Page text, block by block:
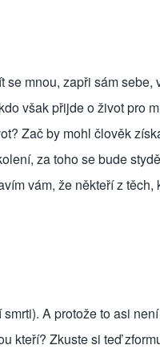
mnou, zapři sám sebe,
však přijde o život pro
Zač by mohl člověk
za toho se bude
vám, že někteří z
A protože to asi
kteří? Zkuste si teď